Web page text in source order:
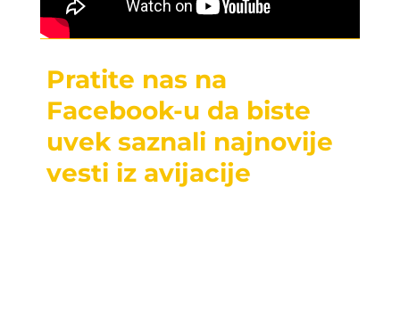
Pratite nas na
Facebook-u da biste
uvek saznali najnovije
vesti iz avijacije